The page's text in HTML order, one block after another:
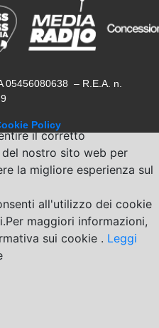
05456080638 – R.E.A. n.
Policy
il corretto
nostro sito web per
la migliore esperienza sul
all'utilizzo dei cookie
maggiori informazioni,
sui cookie . Leggi